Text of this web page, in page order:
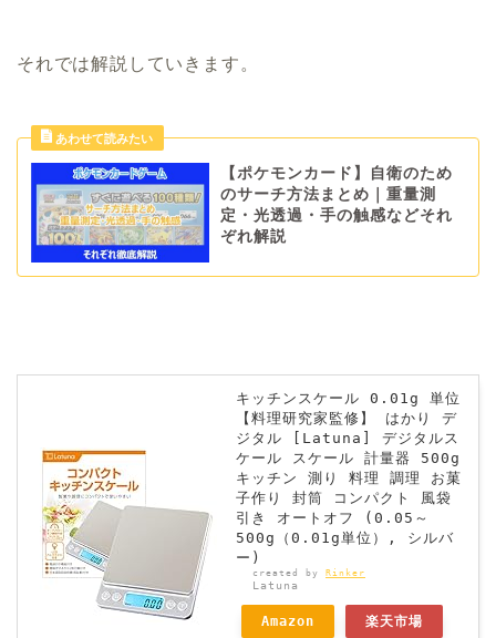
それでは解説していきます。
【ポケモンカード】自衛のため
のサーチ方法まとめ｜重量測
定・光透過・手の触感などそれ
ぞれ解説
キッチンスケール 0.01g 単位
【料理研究家監修】 はかり デ
ジタル [Latuna] デジタルス
ケール スケール 計量器 500g
キッチン 測り 料理 調理 お菓
子作り 封筒 コンパクト 風袋
引き オートオフ (0.05～
500g（0.01g単位）, シルバ
ー)
created by Rinker
Latuna
Amazon 楽天市場